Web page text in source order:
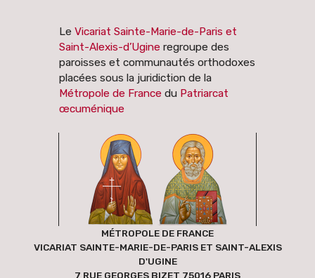
Le Vicariat Sainte-Marie-de-Paris et
Saint-Alexis-d’Ugine regroupe des
paroisses et communautés orthodoxes
placées sous la juridiction de la
Métropole de France du Patriarcat
œcuménique
MÉTROPOLE DE FRANCE
VICARIAT SAINTE-MARIE-DE-PARIS ET SAINT-ALEXIS
D'UGINE
7 RUE GEORGES BIZET 75016 PARIS